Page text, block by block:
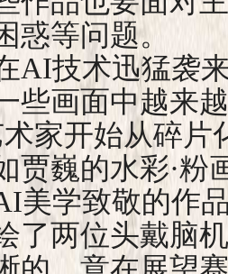
惑等问题。
技术迅猛袭来
些画面中越来
家开始从碎片
贾巍的水彩·粉
美学致敬的作
了两位头戴脑